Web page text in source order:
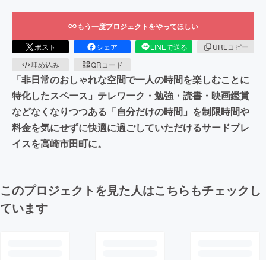
もう一度プロジェクトをやってほしい
ポスト シェア LINEで送る
URLコピー
埋め込み
QRコード
「非日常のおしゃれな空間で一人の時間を楽しむことに
特化したスペース」テレワーク・勉強・読書・映画鑑賞
などなくなりつつある「自分だけの時間」を制限時間や
料金を気にせずに快適に過ごしていただけるサードプレ
イスを高崎市田町に。
このプロジェクトを見た人はこちらもチェックし
ています